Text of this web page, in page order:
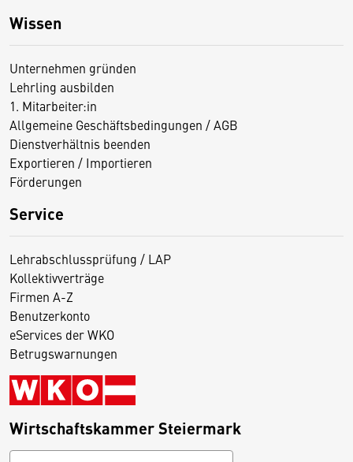
Wissen
Unternehmen gründen
Lehrling ausbilden
1. Mitarbeiter:in
Allgemeine Geschäftsbedingungen / AGB
Dienstverhältnis beenden
Exportieren / Importieren
Förderungen
Service
Lehrabschlussprüfung / LAP
Kollektivverträge
Firmen A-Z
Benutzerkonto
eServices der WKO
Betrugswarnungen
Wirtschaftskammer Steiermark